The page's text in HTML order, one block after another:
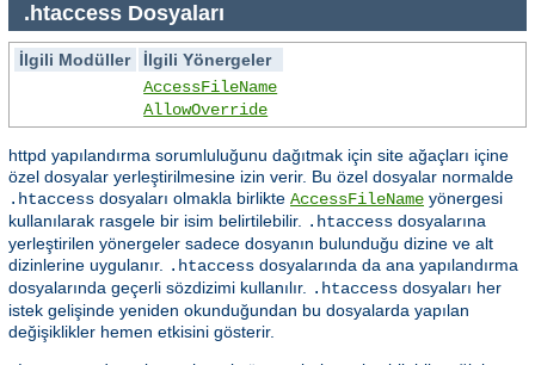
.htaccess Dosyaları
İlgili Modüller
İlgili Yönergeler
AccessFileName
AllowOverride
httpd yapılandırma sorumluluğunu dağıtmak için site ağaçları içine
özel dosyalar yerleştirilmesine izin verir. Bu özel dosyalar normalde
.htaccess dosyaları olmakla birlikte AccessFileName yönergesi
kullanılarak rasgele bir isim belirtilebilir.
.htaccess dosyalarına
yerleştirilen yönergeler sadece dosyanın bulunduğu dizine ve alt
dizinlerine uygulanır.
.htaccess dosyalarında da ana yapılandırma
dosyalarında geçerli sözdizimi kullanılır.
.htaccess dosyaları her
istek gelişinde yeniden okunduğundan bu dosyalarda yapılan
değişiklikler hemen etkisini gösterir.